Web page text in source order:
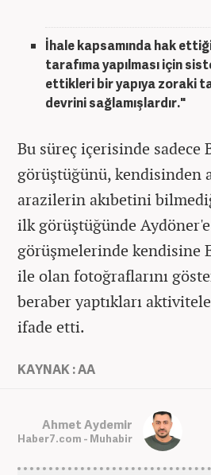
İhale kapsamında hak
tarafıma yapılması için
ettikleri bir yapıya zoraki
devrini sağlamışlardır."
Bu süreç içerisinde sadece
görüştüğünü, kendisinden
arazilerin akıbetini
ilk görüştüğünde
görüşmelerinde kendisine
ile olan fotoğraflarını
beraber yaptıkları
ifade etti.
KAYNAK : AA
Ahmet Aydemir
Haber7.com - Muhabir